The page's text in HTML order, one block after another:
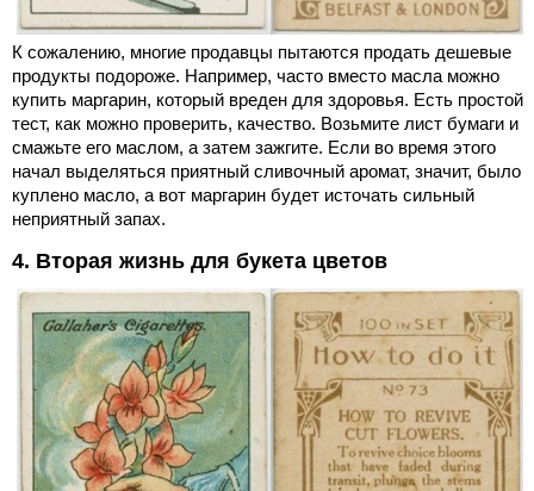
К сожалению, многие продавцы пытаются продать дешевые
продукты подороже. Например, часто вместо масла можно
купить маргарин, который вреден для здоровья. Есть простой
тест, как можно проверить, качество. Возьмите лист бумаги и
смажьте его маслом, а затем зажгите. Если во время этого
начал выделяться приятный сливочный аромат, значит, было
куплено масло, а вот маргарин будет источать сильный
неприятный запах.
4. Вторая жизнь для букета цветов